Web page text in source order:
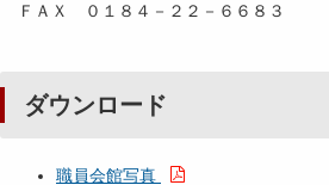
ＦＡＸ ０１８４－２２－６６８３
ダウンロード
職員会館写真